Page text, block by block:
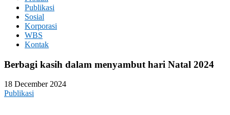
Publikasi
Sosial
Korporasi
WBS
Kontak
Berbagi kasih dalam menyambut hari Natal 2024
18 December 2024
Publikasi